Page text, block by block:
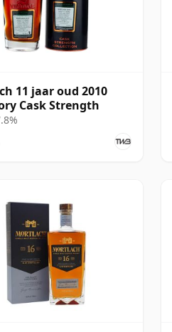
11 jaar oud 2010
Cask Strength